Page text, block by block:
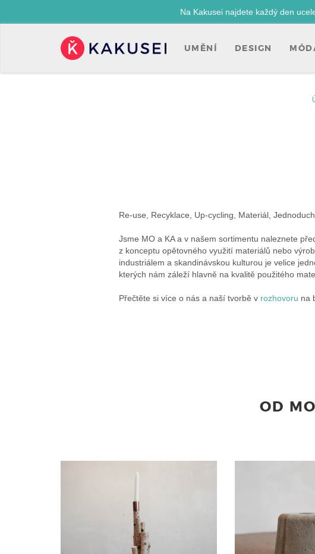
Na Kakusei najdete každý den
UMĚNÍ DESIGN
Re-use, Recyklace, Up-cycling, Materiál,
Jsme MO a KA a v našem sortimentu naleznete
z konceptu opětovného využití materiálů nebo
industriálem a skandinávskou kulturou je velice
kterých nám záleží hlavně na kvalitě použitého
Přečtěte si více o nás a naší tvorbě v rozhovoru na
OD